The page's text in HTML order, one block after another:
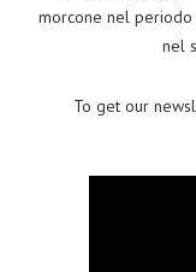
morcone nel
nel
To get our